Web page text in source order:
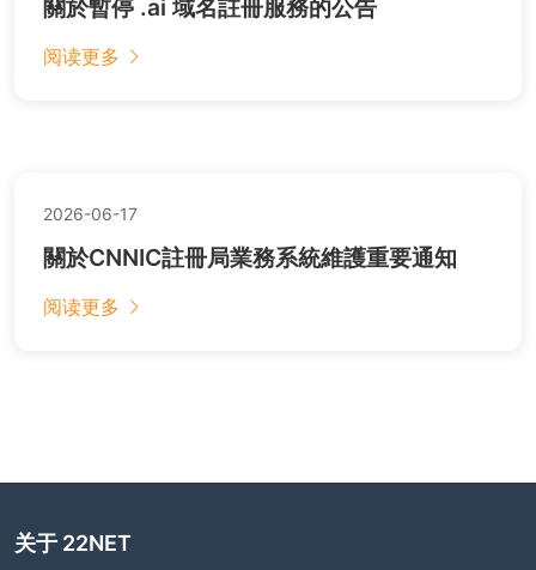
關於暫停 .ai 域名註冊服務的公告
阅读更多
2026-06-17
關於CNNIC註冊局業務系統維護重要通知
阅读更多
关于 22NET